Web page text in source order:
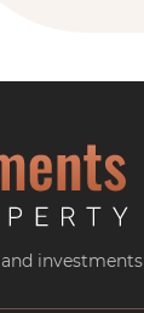
investments